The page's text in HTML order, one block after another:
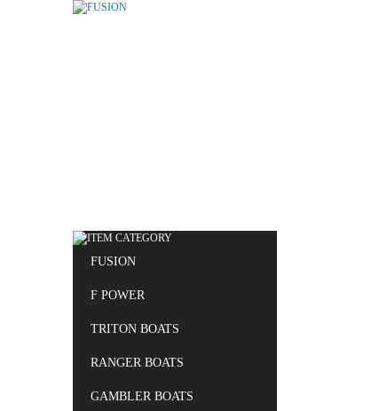
FUSION
F POWER
TRITON BOATS
RANGER BOATS
GAMBLER BOATS